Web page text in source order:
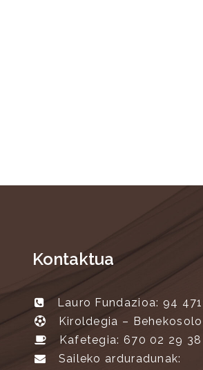
Kontaktua
Lauro Fundazioa: 94
Kiroldegia –
Kafetegia: 670 02 29 38
Saileko arduradunak: